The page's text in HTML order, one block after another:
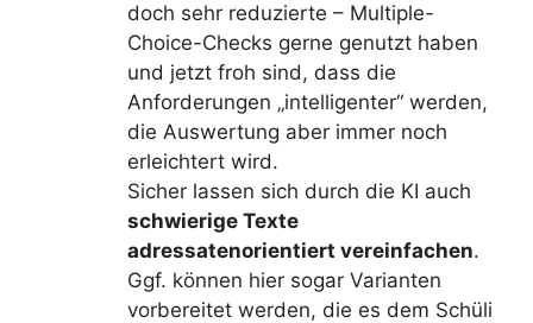
doch sehr reduzierte – Multiple-
Choice-Checks gerne genutzt haben
und jetzt froh sind, dass die
Anforderungen „intelligenter“ werden,
die Auswertung aber immer noch
erleichtert wird.
Sicher lassen sich durch die KI auch
schwierige Texte
adressatenorientiert vereinfachen.
Ggf. können hier sogar Varianten
vorbereitet werden, die es dem Schüli